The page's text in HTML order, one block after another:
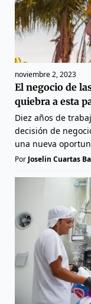
noviembre 2, 2023
El negocio de
quiebra a esta
Diez años de
decisión de
una nueva
Por Joselin Cuartas